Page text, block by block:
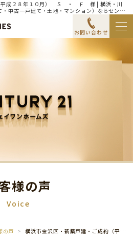
平成２８年１０月） Ｓ ・ Ｆ 様 | 横浜・川
中古一戸建て・土地・マンション）ならセンチ
お問い合わせ
様の声
Voice
の声 横浜市金沢区・新築戸建・ご成約（平成２８年１０月） Ｓ ・ Ｆ 様